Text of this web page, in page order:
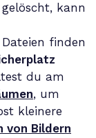
kann
finden
du am
, um
kleinere
von Bildern